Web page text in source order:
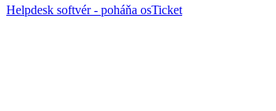
Helpdesk softvér - poháňa osTicket